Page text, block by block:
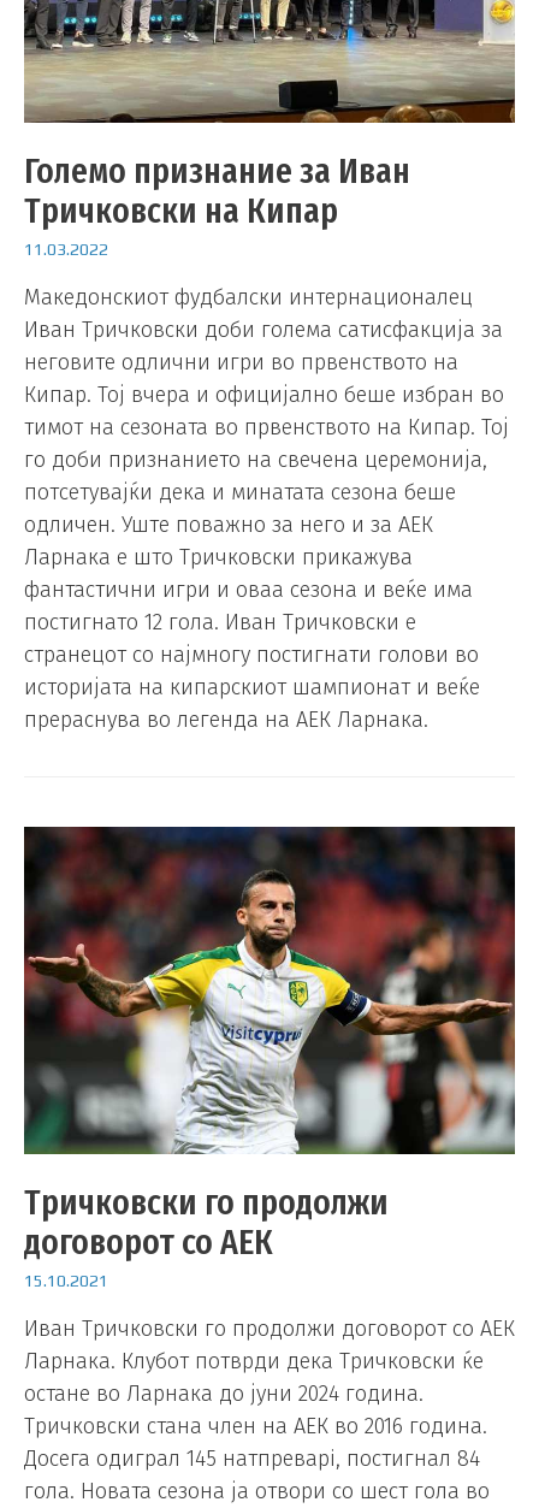
Големо признание за Иван
Тричковски на Кипар
11.03.2022
Македонскиот фудбалски интернационалец
Иван Тричковски доби голема сатисфакција за
неговите одлични игри во првенството на
Кипар. Тој вчера и официјално беше избран во
тимот на сезоната во првенството на Кипар. Тој
го доби признанието на свечена церемонија,
потсетувајќи дека и минатата сезона беше
одличен. Уште поважно за него и за АЕК
Ларнака е што Тричковски прикажува
фантастични игри и оваа сезона и веќе има
постигнато 12 гола. Иван Тричковски е
странецот со најмногу постигнати голови во
историјата на кипарскиот шампионат и веќе
прераснува во легенда на АЕК Ларнака.
Тричковски го продолжи
договорот со АЕК
15.10.2021
Иван Тричковски го продолжи договорот со АЕК
Ларнака. Клубот потврди дека Тричковски ќе
остане во Ларнака до јуни 2024 година.
Тричковски стана член на АЕК во 2016 година.
Досега одиграл 145 натпреварi, постигнал 84
гола. Новата сезона ја отвори со шест гола во